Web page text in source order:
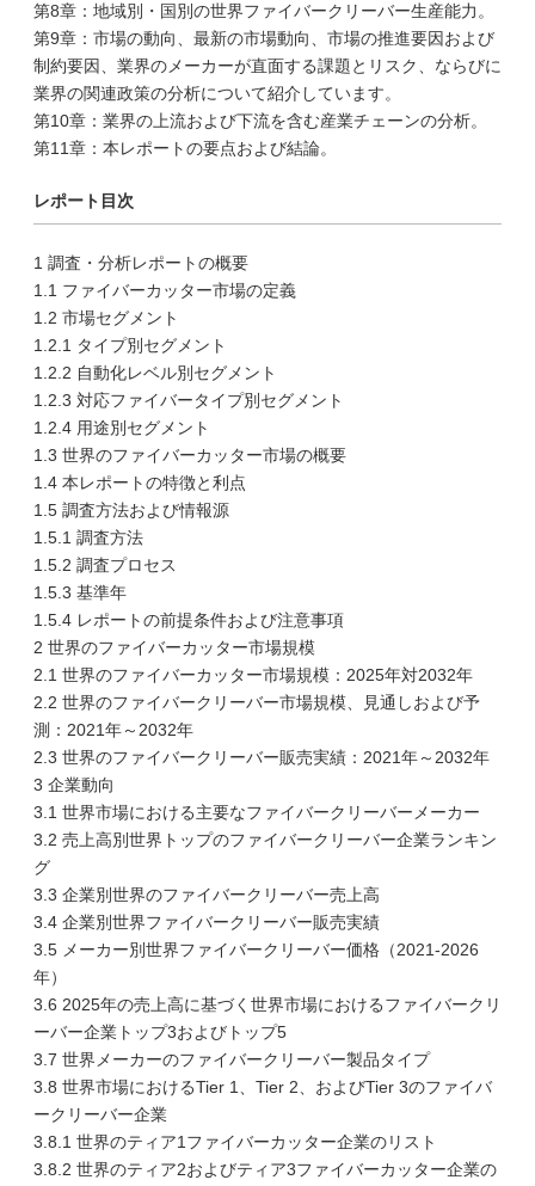
第8章：地域別・国別の世界ファイバークリーバー生産能力。
第9章：市場の動向、最新の市場動向、市場の推進要因および
制約要因、業界のメーカーが直面する課題とリスク、ならびに
業界の関連政策の分析について紹介しています。
第10章：業界の上流および下流を含む産業チェーンの分析。
第11章：本レポートの要点および結論。
レポート目次
1 調査・分析レポートの概要
1.1 ファイバーカッター市場の定義
1.2 市場セグメント
1.2.1 タイプ別セグメント
1.2.2 自動化レベル別セグメント
1.2.3 対応ファイバータイプ別セグメント
1.2.4 用途別セグメント
1.3 世界のファイバーカッター市場の概要
1.4 本レポートの特徴と利点
1.5 調査方法および情報源
1.5.1 調査方法
1.5.2 調査プロセス
1.5.3 基準年
1.5.4 レポートの前提条件および注意事項
2 世界のファイバーカッター市場規模
2.1 世界のファイバーカッター市場規模：2025年対2032年
2.2 世界のファイバークリーバー市場規模、見通しおよび予
測：2021年～2032年
2.3 世界のファイバークリーバー販売実績：2021年～2032年
3 企業動向
3.1 世界市場における主要なファイバークリーバーメーカー
3.2 売上高別世界トップのファイバークリーバー企業ランキン
グ
3.3 企業別世界のファイバークリーバー売上高
3.4 企業別世界ファイバークリーバー販売実績
3.5 メーカー別世界ファイバークリーバー価格（2021-2026
年）
3.6 2025年の売上高に基づく世界市場におけるファイバークリ
ーバー企業トップ3およびトップ5
3.7 世界メーカーのファイバークリーバー製品タイプ
3.8 世界市場におけるTier 1、Tier 2、およびTier 3のファイバ
ークリーバー企業
3.8.1 世界のティア1ファイバーカッター企業のリスト
3.8.2 世界のティア2およびティア3ファイバーカッター企業の